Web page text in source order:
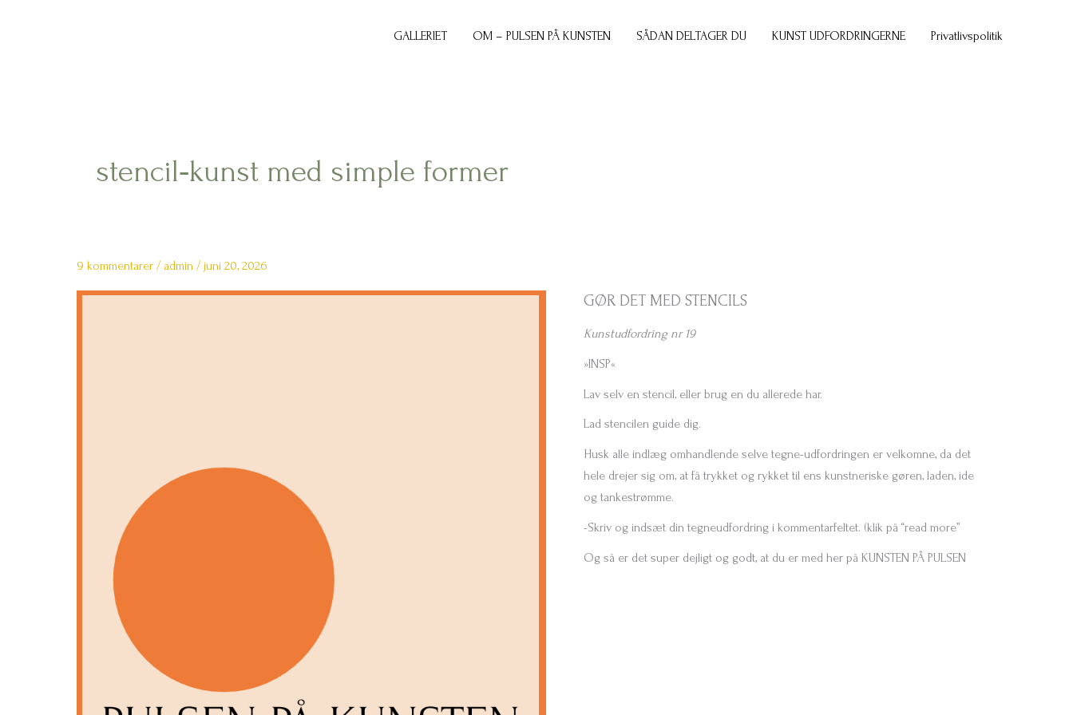
GALLERIET OM – PULSEN PÅ KUNSTEN SÅDAN DELTAGER DU KUNST UDFORDRINGERNE Privatlivspolitik
stencil‑kunst med simple former
9 kommentarer / admin / juni 20, 2026
GØR DET MED STENCILS
Kunstudfordring nr 19
»INSP«
Lav selv en stencil, eller brug en du allerede har.
Lad stencilen guide dig.
Husk alle indlæg omhandlende selve tegne-udfordringen er velkomne, da det
hele drejer sig om, at få trykket og rykket til ens kunstneriske gøren, laden, ide
og tankestrømme.
-Skriv og indsæt din tegneudfordring i kommentarfeltet. (klik på “read more”
Og så er det super dejligt og godt, at du er med her på KUNSTEN PÅ PULSEN